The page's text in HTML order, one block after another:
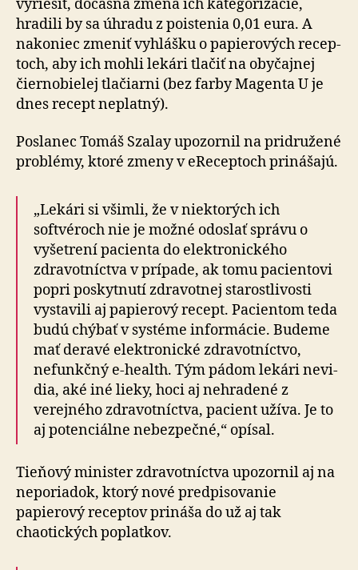
vyriešiť, dočasná zmena ich kategorizácie,
hradili by sa úhradu z poistenia 0,01 eura. A
nakoniec zmeniť vyhlášku o papierových re­cep­
toch, aby ich mohli lekári tlačiť na obyčajnej
čiernobielej tlačiarni (bez farby Magenta U je
dnes recept neplatný).
Poslanec Tomáš Szalay upozornil na pridružené
prob­lé­my, ktoré zmeny v eReceptoch prinášajú.
„Lekári si všimli, že v niektorých ich
softvéroch nie je možné odoslať správu o
vyšetrení pacienta do elek­tro­nic­ké­ho
zdravotníctva v prípade, ak tomu pacientovi
popri poskytnutí zdravotnej starostlivosti
vystavili aj papierový recept. Pacientom teda
budú chýbať v sys­té­me informácie. Budeme
mať deravé elektronické zdra­vot­níctvo,
nefunkčný e-health. Tým pádom lekári ne­vi­
dia, aké iné lieky, hoci aj nehradené z
verejného zdra­vot­níc­tva, pacient užíva. Je to
aj potenciálne ne­bez­peč­né,“ opísal.
Tieňový minister zdravotníctva upozornil aj na
ne­po­ria­dok, ktorý nové predpisovanie
papierový receptov pri­ná­ša do už aj tak
chaotických poplatkov.